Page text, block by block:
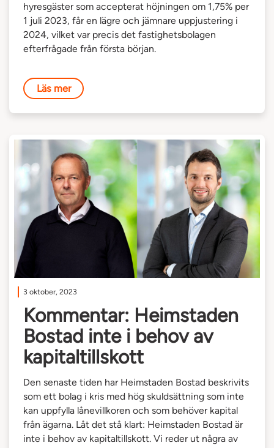
hyresgäster som accepterat höjningen om 1,75% per
1 juli 2023, får en lägre och jämnare uppjustering i
2024, vilket var precis det fastighetsbolagen
efterfrågade från första början.
Läs mer
3 oktober, 2023
Kommentar: Heimstaden
Bostad inte i behov av
kapitaltillskott
Den senaste tiden har Heimstaden Bostad beskrivits
som ett bolag i kris med hög skuldsättning som inte
kan uppfylla lånevillkoren och som behöver kapital
från ägarna. Låt det stå klart: Heimstaden Bostad är
inte i behov av kapitaltillskott. Vi reder ut några av